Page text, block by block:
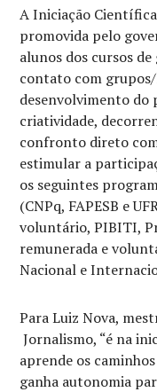
A Iniciação
promovida pelo
alunos dos cursos
contato com
desenvolvimento do
criatividade,
confronto direto
estimular a
os seguintes
(CNPq, FAPESB e
voluntário, PIBITI,
remunerada e
Nacional e
Para Luiz Nova,
Jornalismo, “é na
aprende os
ganha autonomia